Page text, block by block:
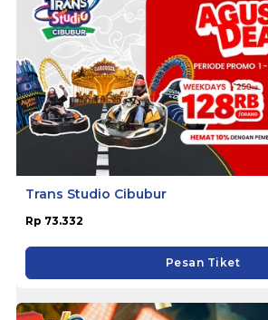
Trans Studio Cibubur
Rp 73.332
Pesan Tiket